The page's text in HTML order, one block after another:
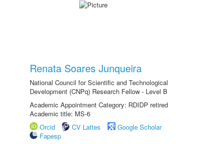
Renata Soares Junqueira
National Council for Scientific and Technological
Development (CNPq) Research Fellow - Level B
Academic Appointment Category: RDIDP retired
Academic title: MS-6
Orcid
CV Lattes
Google Scholar
Fapesp